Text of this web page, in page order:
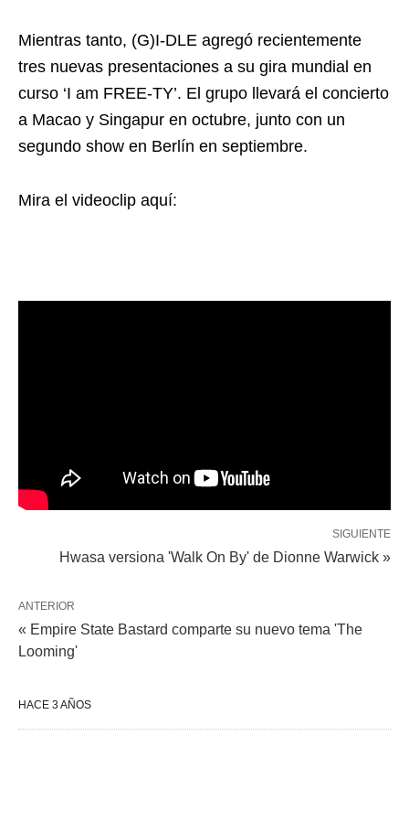
Mientras tanto, (G)I-DLE agregó recientemente
tres nuevas presentaciones a su gira mundial en
curso ‘I am FREE-TY’. El grupo llevará el concierto
a Macao y Singapur en octubre, junto con un
segundo show en Berlín en septiembre.
Mira el videoclip aquí:
SIGUIENTE
Hwasa versiona 'Walk On By' de Dionne Warwick »
ANTERIOR
« Empire State Bastard comparte su nuevo tema 'The
Looming'
HACE 3 AÑOS